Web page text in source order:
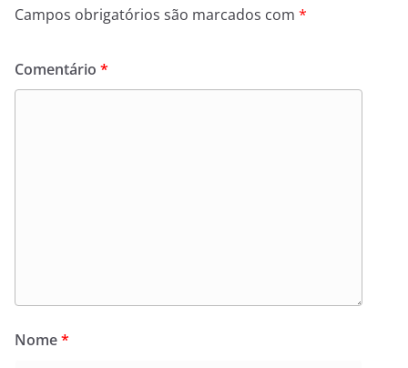
Campos obrigatórios são marcados com *
Comentário *
Nome*